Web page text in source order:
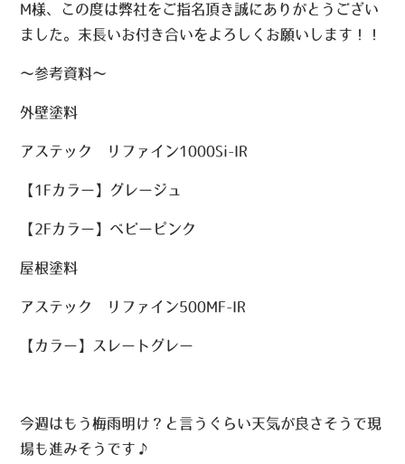
M様、この度は弊社をご指名頂き誠にありがとうござい
ました。末長いお付き合いをよろしくお願いします！！
〜参考資料〜
外壁塗料
アステック リファイン1000Si-IR
【1Fカラー】グレージュ
【2Fカラー】ベビーピンク
屋根塗料
アステック リファイン500MF-IR
【カラー】スレートグレー
今週はもう梅雨明け？と言うぐらい天気が良さそうで現
場も進みそうです♪